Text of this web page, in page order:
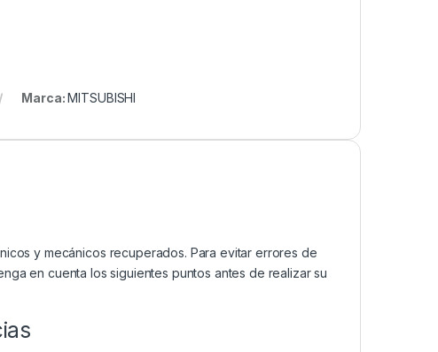
Marca:MITSUBISHI
y mecánicos recuperados. Para evitar errores de
en cuenta los siguientes puntos antes de realizar su